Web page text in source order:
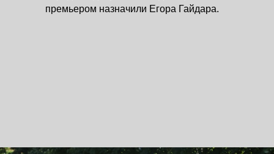
премьером назначили Егора Гайдара.